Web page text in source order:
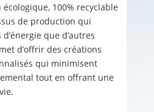
écologique, 100% recyclable
de production qui
que d’autres
d’offrir des créations
qui minimisent
tout en offrant une